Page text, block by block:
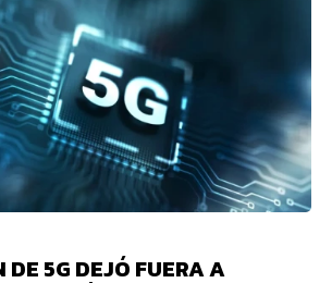
DE 5G DEJÓ FUERA A